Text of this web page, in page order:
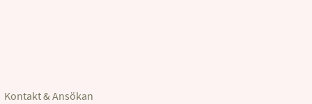
Kontakt & Ansökan